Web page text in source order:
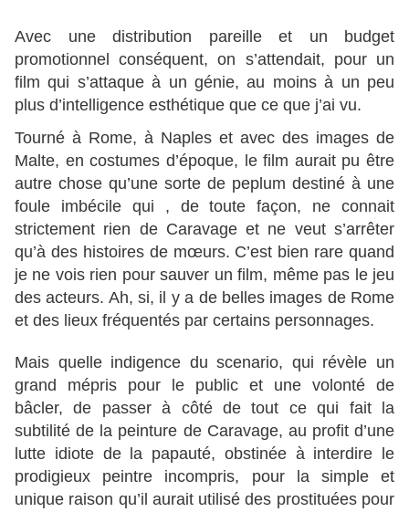
Avec une distribution pareille et un budget
promotionnel conséquent, on s’attendait, pour un
film qui s’attaque à un génie, au moins à un peu
plus d’intelligence esthétique que ce que j’ai vu.
Tourné à Rome, à Naples et avec des images de
Malte, en costumes d’époque, le film aurait pu être
autre chose qu’une sorte de peplum destiné à une
foule imbécile qui , de toute façon, ne connait
strictement rien de Caravage et ne veut s’arrêter
qu’à des histoires de mœurs. C’est bien rare quand
je ne vois rien pour sauver un film, même pas le jeu
des acteurs. Ah, si, il y a de belles images de Rome
et des lieux fréquentés par certains personnages.
Mais quelle indigence du scenario, qui révèle un
grand mépris pour le public et une volonté de
bâcler, de passer à côté de tout ce qui fait la
subtilité de la peinture de Caravage, au profit d’une
lutte idiote de la papauté, obstinée à interdire le
prodigieux peintre incompris, pour la simple et
unique raison qu’il aurait utilisé des prostituées pour